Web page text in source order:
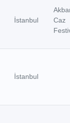
İstanbul
Caz
İstanbul